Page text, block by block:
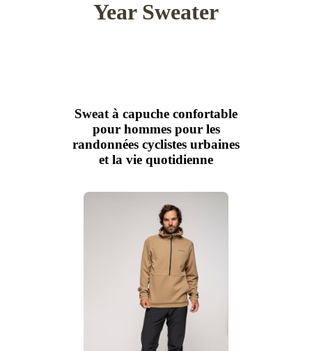
Year Sweater
Sweat à capuche confortable
pour hommes pour les
randonnées cyclistes urbaines
et la vie quotidienne